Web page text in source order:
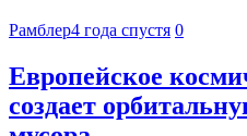
Рамблер4 года спустя 0
Европейское
создает